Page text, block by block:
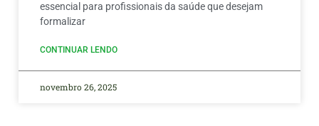
essencial para profissionais da saúde que desejam
formalizar
CONTINUAR LENDO
novembro 26, 2025